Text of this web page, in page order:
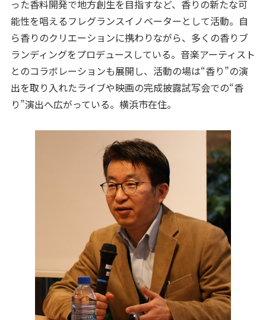
った香料開発で地方創生を目指すなど、香りの新たな可
能性を唱えるフレグランスイノベーターとして活動。自
ら香りのクリエーションに携わりながら、多くの香りブ
ランディングをプロデュースしている。音楽アーティスト
とのコラボレーションも展開し、活動の場は“香り”の演
出を取り入れたライブや映画の完成披露試写会での“香
り”演出へ広がっている。横浜市在住。